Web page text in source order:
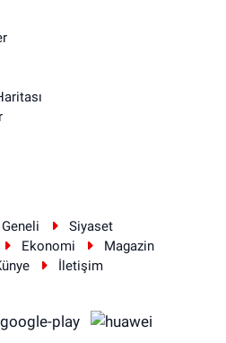
Siyaset
Ekonomi
Magazin
İletişim